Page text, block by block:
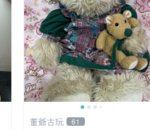
董爺古玩 61